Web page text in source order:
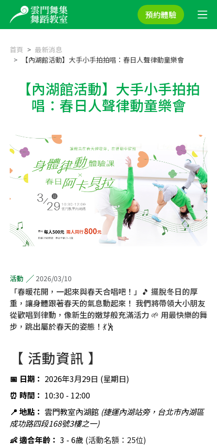
預約體驗
首頁
最新消息
【內湖館活動】大手小手拍拍唱：春日人聲律動童樂會
【內湖館活動】大手小手拍拍
唱：春日人聲律動童樂會
活動 2026/03/10
「春暖花開，一起來與春天合唱吧！」🎵 擺脫冬日的厚
重，讓身體跟著春天的氣息動起來！ 我們將帶領大小朋友
從歡唱到律動，像新生的嫩芽般充滿活力 🌱 用最快樂的舞
步，跳出屬於春天的姿態！💃🕺
【 活動資訊 】
📅 日期： 2026年3月29日 (星期日)
⏰ 時間： 10:30 - 12:00
📍 地點： 雲門教室內湖館 (捷運內湖站旁，台北市內湖區
成功路四段168號3樓之一)
👶 適合年齡： 3 - 6歲 (活動名額： 25位)